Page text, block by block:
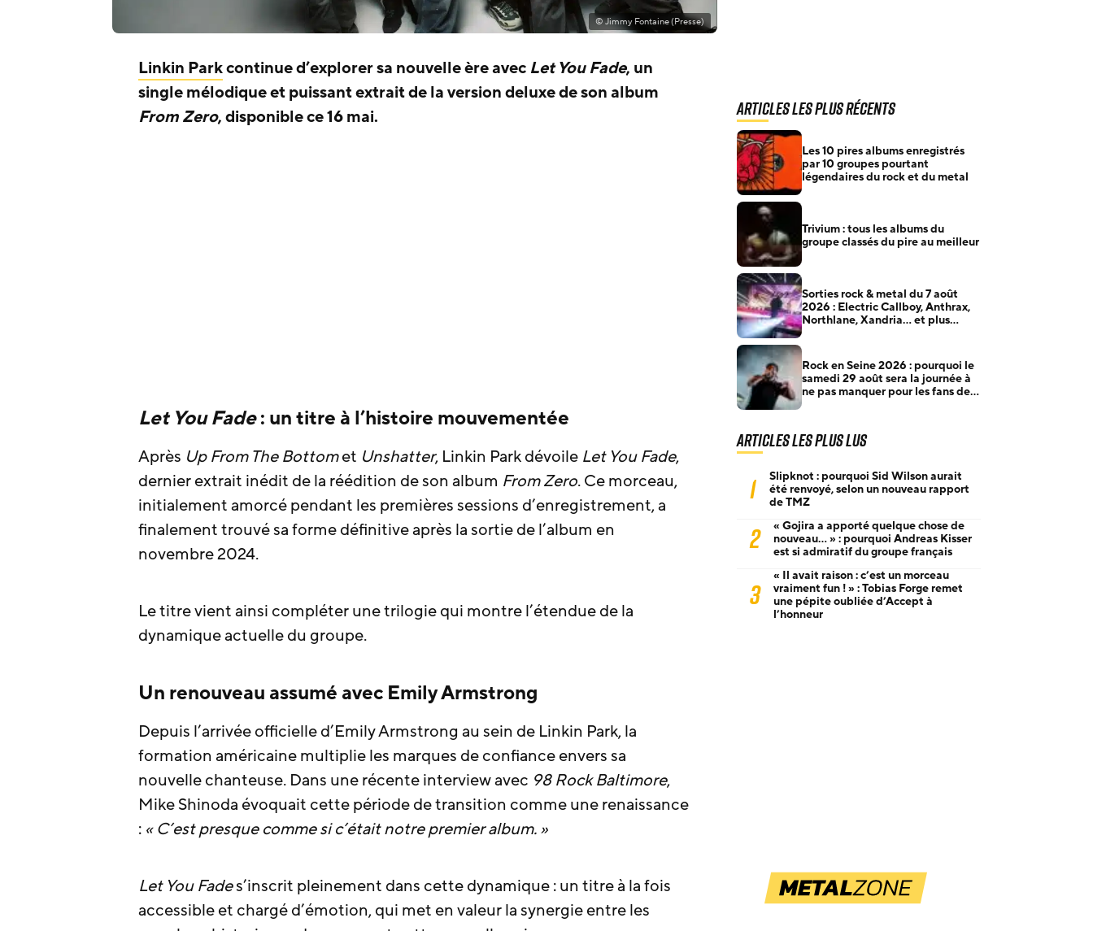
© Jimmy Fontaine (Presse)
Linkin Parkcontinue d’explorer sa nouvelle ère avec Let You Fade, un
single mélodique et puissant extrait de la version deluxe de son album
From Zero, disponible ce 16 mai.
Let You Fade: un titre à l’histoire mouvementée
Après Up From The Bottomet Unshatter, Linkin Park dévoile Let You Fade,
dernier extrait inédit de la réédition de son album From Zero. Ce morceau,
initialement amorcé pendant les premières sessions d’enregistrement, a
finalement trouvé sa forme définitive après la sortie de l’album en
novembre 2024.
Le titre vient ainsi compléter une trilogie qui montre l’étendue de la
dynamique actuelle du groupe.
Un renouveau assumé avec Emily Armstrong
Depuis l’arrivée officielle d’Emily Armstrong au sein de Linkin Park, la
formation américaine multiplie les marques de confiance envers sa
nouvelle chanteuse. Dans une récente interview avec 98 Rock Baltimore,
Mike Shinoda évoquait cette période de transition comme une renaissance
: « C’est presque comme si c’était notre premier album. »
Let You Fades’inscrit pleinement dans cette dynamique : un titre à la fois
accessible et chargé d’émotion, qui met en valeur la synergie entre les
Articles les plus récents
Les 10 pires albums enregistrés
par 10 groupes pourtant
légendaires du rock et du metal
Trivium : tous les albums du
groupe classés du pire au meilleur
Sorties rock & metal du 7 août
2026 : Electric Callboy, Anthrax,
Northlane, Xandria… et plus
Rock en Seine 2026 : pourquoi le
samedi 29 août sera la journée à
ne pas manquer pour les fans de
Articles les plus lus
1
Slipknot : pourquoi Sid Wilson aurait
été renvoyé, selon un nouveau rapport
de TMZ
2
« Gojira a apporté quelque chose de
nouveau… » : pourquoi Andreas Kisser
est si admiratif du groupe français
3
« Il avait raison : c’est un morceau
vraiment fun ! » : Tobias Forge remet
une pépite oubliée d’Accept à
l’honneur